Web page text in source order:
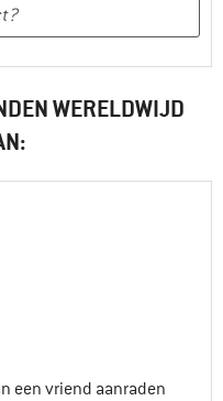
WERELDWIJD
een vriend aanraden